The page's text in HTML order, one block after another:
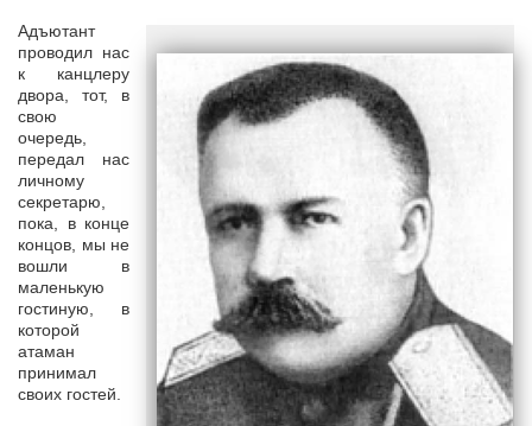
Адъютант
проводил нас
к канцлеру
двора, тот, в
свою
очередь,
передал нас
личному
секретарю,
пока, в конце
концов, мы не
вошли в
маленькую
гостиную, в
которой
атаман
принимал
своих гостей.